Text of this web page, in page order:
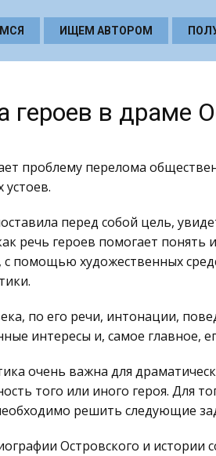
ИЩЕМ АВТОРОМ
героев в драме
проблему перелома
перед собой цель,
речь героев помогает понять
помощью художественных
по его речи, интонации,
интересы и, самое главное,
очень важна для
того или иного героя. Для
решить следующие
Островского и истории